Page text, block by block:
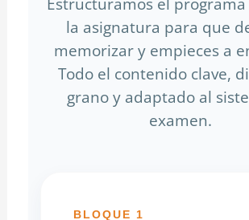
la asignatura para que
memorizar y empieces a
Todo el contenido clave,
grano y adaptado al
examen.
BLOQUE 1